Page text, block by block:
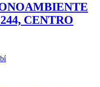
CENTRO